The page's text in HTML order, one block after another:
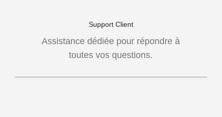
Support Client
Assistance dédiée pour répondre à
toutes vos questions.